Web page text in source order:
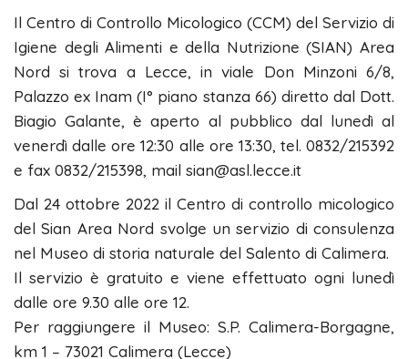
Il Centro di Controllo Micologico (CCM) del Servizio di
Igiene degli Alimenti e della Nutrizione (SIAN) Area
Nord si trova a Lecce, in viale Don Minzoni 6/8,
Palazzo ex Inam (I° piano stanza 66) diretto dal Dott.
Biagio Galante, è aperto al pubblico dal lunedì al
venerdì dalle ore 12:30 alle ore 13:30, tel. 0832/215392
e fax 0832/215398, mail sian@asl.lecce.it
Dal 24 ottobre 2022 il Centro di controllo micologico
del Sian Area Nord svolge un servizio di consulenza
nel Museo di storia naturale del Salento di Calimera.
Il servizio è gratuito e viene effettuato ogni lunedì
dalle ore 9.30 alle ore 12.
Per raggiungere il Museo: S.P. Calimera-Borgagne,
km 1 – 73021 Calimera (Lecce)